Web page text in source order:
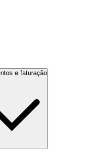
e faturação